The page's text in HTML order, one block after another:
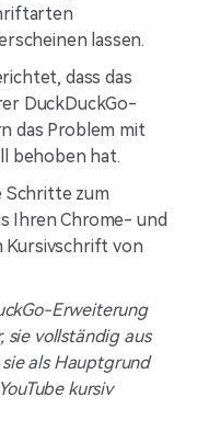
lassen.
dass das
DuckDuckGo-
das Problem mit
behoben hat.
Schritte zum
Ihren Chrome- und
Kursivschrift von
Erweiterung
sie vollständig aus
als Hauptgrund
kursiv